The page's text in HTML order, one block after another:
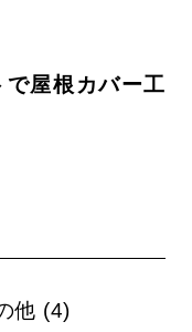
屋根カバー工
他 (4)